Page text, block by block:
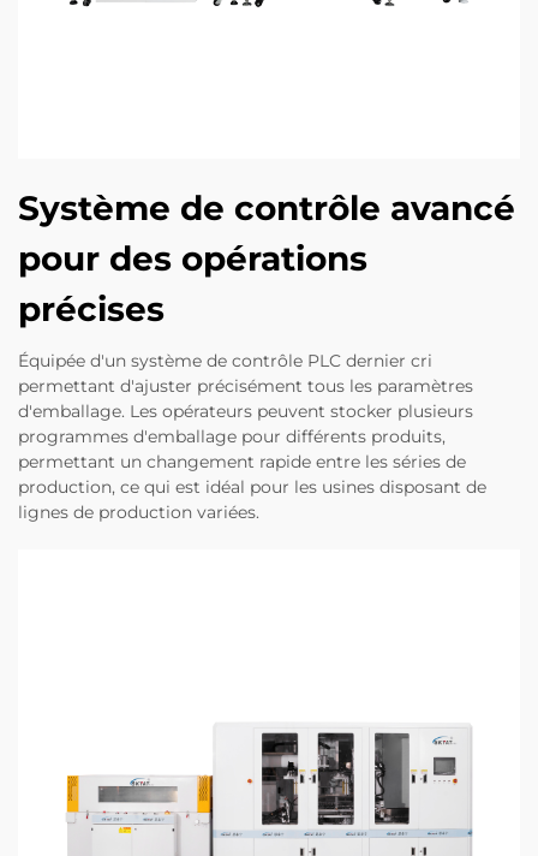
Système de contrôle avancé
pour des opérations
précises
Équipée d'un système de contrôle PLC dernier cri
permettant d'ajuster précisément tous les paramètres
d'emballage. Les opérateurs peuvent stocker plusieurs
programmes d'emballage pour différents produits,
permettant un changement rapide entre les séries de
production, ce qui est idéal pour les usines disposant de
lignes de production variées.